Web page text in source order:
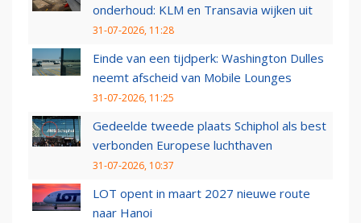
onderhoud: KLM en Transavia wijken uit
31-07-2026, 11:28
Einde van een tijdperk: Washington Dulles
neemt afscheid van Mobile Lounges
31-07-2026, 11:25
Gedeelde tweede plaats Schiphol als best
verbonden Europese luchthaven
31-07-2026, 10:37
LOT opent in maart 2027 nieuwe route
naar Hanoi